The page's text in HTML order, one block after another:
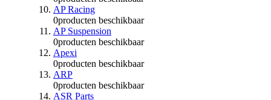
AP Racing
0producten beschikbaar
AP Suspension
0producten beschikbaar
Apexi
0producten beschikbaar
ARP
0producten beschikbaar
ASR Parts